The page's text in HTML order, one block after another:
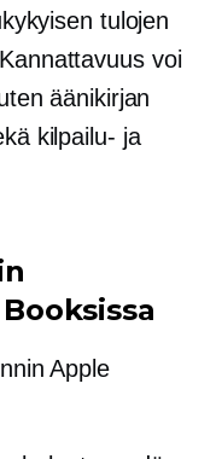
tulojen
voi
äänikirjan
kilpailu- ja
Apple